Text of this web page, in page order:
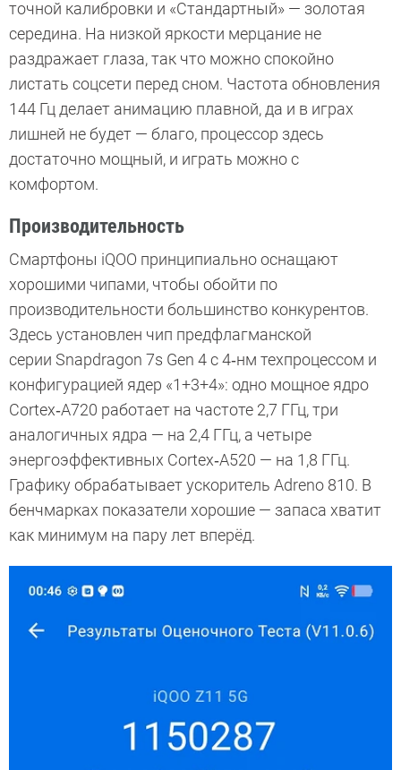
точной калибровки и «Стандартный» — золотая
середина. На низкой яркости мерцание не
раздражает глаза, так что можно спокойно
листать соцсети перед сном. Частота обновления
144 Гц делает анимацию плавной, да и в играх
лишней не будет — благо, процессор здесь
достаточно мощный, и играть можно с
комфортом.
Производительность
Смартфоны iQOO принципиально оснащают
хорошими чипами, чтобы обойти по
производительности большинство конкурентов.
Здесь установлен чип предфлагманской
серии Snapdragon 7s Gen 4 с 4‑нм техпроцессом и
конфигурацией ядер «1+3+4»: одно мощное ядро
Cortex‑A720 работает на частоте 2,7 ГГц, три
аналогичных ядра — на 2,4 ГГц, а четыре
энергоэффективных Cortex‑A520 — на 1,8 ГГц.
Графику обрабатывает ускоритель Adreno 810. В
бенчмарках показатели хорошие — запаса хватит
как минимум на пару лет вперёд.